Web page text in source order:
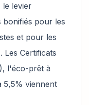
le levier
bonifiés pour les
et pour les
Les Certificats
l'éco-prêt à
5,5% viennent